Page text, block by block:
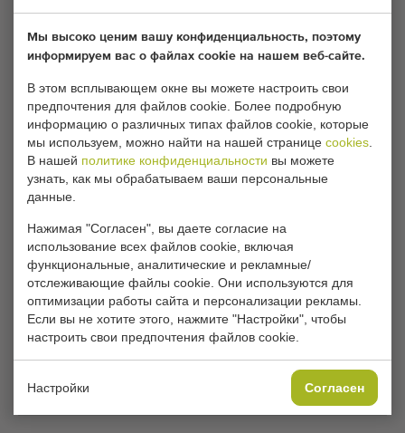
Мы высоко ценим вашу конфиденциальность, поэтому
информируем вас о файлах cookie на нашем веб-сайте.
В этом всплывающем окне вы можете настроить свои
предпочтения для файлов cookie. Более подробную
информацию о различных типах файлов cookie, которые
мы используем, можно найти на нашей странице cookies
В нашей политике конфиденциальности вы можете
узнать, как мы обрабатываем ваши персональные
данные.
Нажимая "Согласен", вы даете согласие на
использование всех файлов cookie, включая
функциональные, аналитические и рекламные/
отслеживающие файлы cookie. Они используются для
оптимизации работы сайта и персонализации рекламы.
Если вы не хотите этого, нажмите "Настройки", чтобы
настроить свои предпочтения файлов cookie.
Настройки Согласен
файлов cookie, чтобы получить доступ к этому
разделу.
ИЗМЕНИТЬ НАСТРОЙКИ ФАЙЛОВ COOKIE
Тип
Бренд
Compact
Группа изделий
посадочные машины
Продукция
Номер